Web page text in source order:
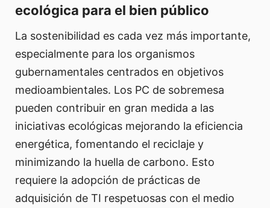
ecológica para el bien público
La sostenibilidad es cada vez más importante,
especialmente para los organismos
gubernamentales centrados en objetivos
medioambientales. Los PC de sobremesa
pueden contribuir en gran medida a las
iniciativas ecológicas mejorando la eficiencia
energética, fomentando el reciclaje y
minimizando la huella de carbono. Esto
requiere la adopción de prácticas de
adquisición de TI respetuosas con el medio